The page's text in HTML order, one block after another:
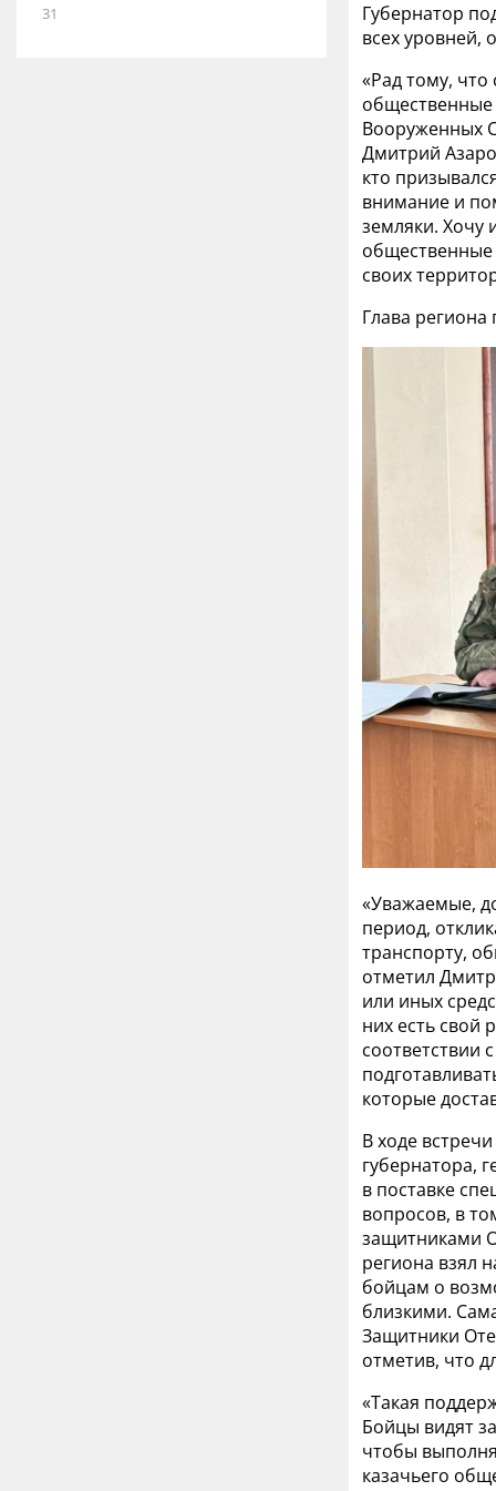
31
Губернатор
всех
«Рад тому, что
Вооруженных
Дмитрий
кто
внимание и
земляки. Хочу
общественные
своих
Глава
«Уважаемые,
период,
транспорту,
отметил
или иных
них есть свой
соответствии
которые
В ходе
губернатора,
в поставке
вопросов, в
защитниками
региона взял
бойцам о
близкими.
Защитники
отметив, что
«Такая
Бойцы видят
чтобы
казачьего